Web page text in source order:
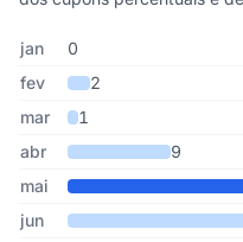
Cupons de Americanas
Mês Cupons publicados
jan
0
fev
2
mar
1
abr
9
mai
jun